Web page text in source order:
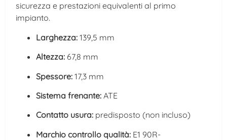
sicurezza e prestazioni equivalenti al primo
impianto.
Larghezza: 139,5 mm
Altezza: 67,8 mm
Spessore: 17,3 mm
Sistema frenante: ATE
Contatto usura: predisposto (non incluso)
Marchio controllo qualità: E1 90R-